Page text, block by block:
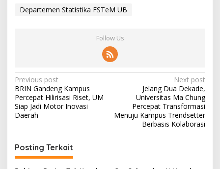
Departemen Statistika FSTeM UB
Follow Us
P
o
s
a
v
Previous post
BRIN Gandeng Kampus
Percepat Hilirisasi Riset, UM
Siap Jadi Motor Inovasi
Daerah
Next post
Jelang Dua Dekade,
Universitas Ma Chung
Percepat Transformasi
Menuju Kampus Trendsetter
Berbasis Kolaborasi
Posting Terkait